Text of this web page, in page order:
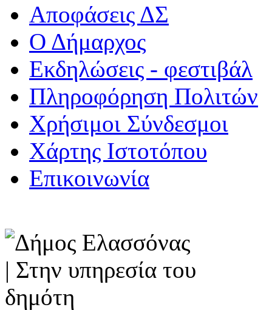
Αποφάσεις ΔΣ
Ο Δήμαρχος
Εκδηλώσεις - φεστιβάλ
Πληροφόρηση Πολιτών
Χρήσιμοι Σύνδεσμοι
Χάρτης Ιστοτόπου
Επικοινωνία